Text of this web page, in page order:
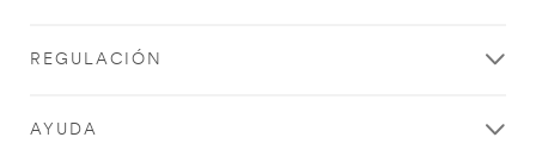
REGULACIÓN
AYUDA